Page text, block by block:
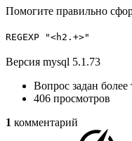
Помогите правильно
REGEXP "<h2.+>"
Версия mysql 5.1.73
Вопрос задан более
406 просмотров
1 комментарий